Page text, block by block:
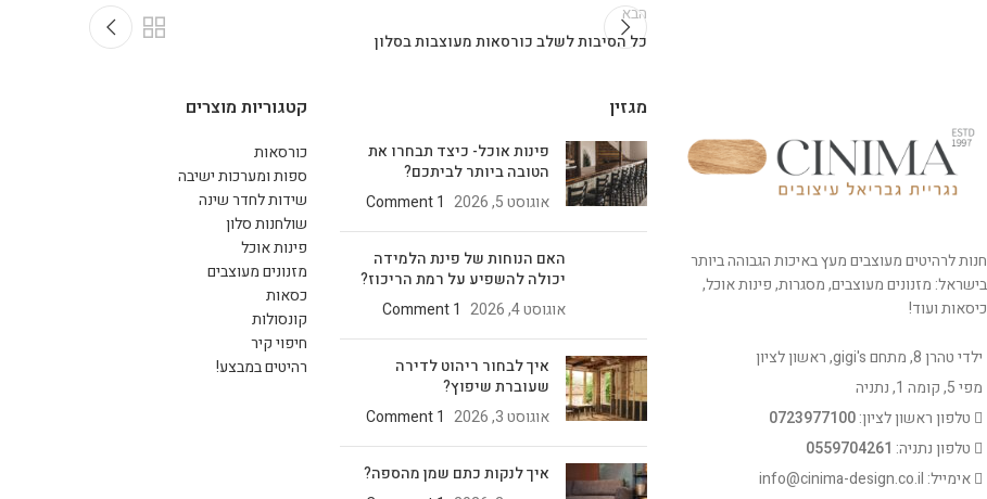
הבא
כל הסיבות לשלב כורסאות מעוצבות בסלון
חנות לרהיטים מעוצבים מעץ באיכות הגבוהה ביותר
בישראל: מזנונים מעוצבים, מסגרות, פינות אוכל,
כיסאות ועוד!
ילדי טהרן 8, מתחם gigi's, ראשון לציון
מפי 5, קומה 1, נתניה
טלפון ראשון לציון:0723977100
טלפון נתניה: 0559704261
אימייל: info@cinima-design.co.il
מגזין
פינות אוכל- כיצד תבחרו את
הטובה ביותר לביתכם?
אוגוסט 5, 2026
1 Comment
האם הנוחות של פינת הלמידה
יכולה להשפיע על רמת הריכוז?
אוגוסט 4, 2026
1 Comment
איך לבחור ריהוט לדירה
שעוברת שיפוץ?
אוגוסט 3, 2026
1 Comment
איך לנקות כתם שמן מהספה?
קטגוריות מוצרים
כורסאות
ספות ומערכות ישיבה
שידות לחדר שינה
שולחנות סלון
פינות אוכל
מזנונים מעוצבים
כסאות
קונסולות
חיפוי קיר
רהיטים במבצע!